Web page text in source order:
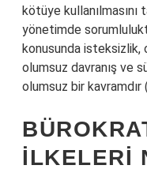
kötüye kullanılmasını
yönetimde
konusunda isteksizlik,
olumsuz davranış ve
olumsuz bir kavramdır
ILKELERI